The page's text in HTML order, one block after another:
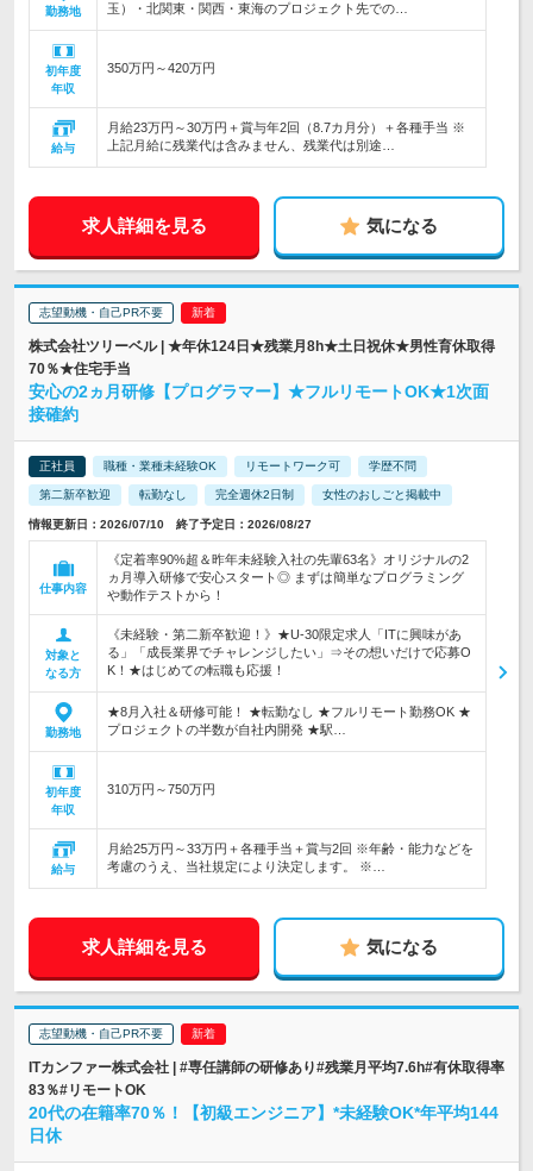
勤務地
玉）・北関東・関西・東海のプロジェクト先での…
初年度
年収
350万円～420万円
給与
月給23万円～30万円＋賞与年2回（8.7カ月分）＋各種手当 ※
上記月給に残業代は含みません、残業代は別途…
求人詳細を見る 気になる
志望動機・自己PR不要
株式会社ツリーベル | ★年休124日★残業月8h★土日祝休★男性育休取得
70％★住宅手当
安心の2ヵ月研修【プログラマー】★フルリモートOK★1次面
接確約
正社員 職種・業種未経験OK リモートワーク可 学歴不問
第二新卒歓迎 転勤なし 完全週休2日制 女性のおしごと掲載中
情報更新日：2026/07/10 終了予定日：2026/08/27
仕事内容
《定着率90%超＆昨年未経験入社の先輩63名》オリジナルの2
ヵ月導入研修で安心スタート◎ まずは簡単なプログラミング
や動作テストから！
対象と
なる方
《未経験・第二新卒歓迎！》★U-30限定求人「ITに興味があ
る」「成長業界でチャレンジしたい」⇒その想いだけで応募O
K！★はじめての転職も応援！
勤務地
★8月入社＆研修可能！ ★転勤なし ★フルリモート勤務OK ★
プロジェクトの半数が自社内開発 ★駅…
初年度
年収
310万円～750万円
給与
月給25万円～33万円＋各種手当＋賞与2回 ※年齢・能力などを
考慮のうえ、当社規定により決定します。 ※…
求人詳細を見る 気になる
志望動機・自己PR不要
ITカンファー株式会社 | #専任講師の研修あり#残業月平均7.6h#有休取得率
83％#リモートOK
20代の在籍率70％！【初級エンジニア】*未経験OK*年平均144
日休